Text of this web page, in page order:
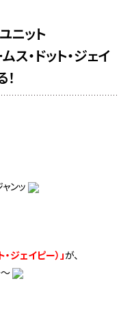
ニット
・ドット・ジェイ
ンッ
ジェイピー）」が、